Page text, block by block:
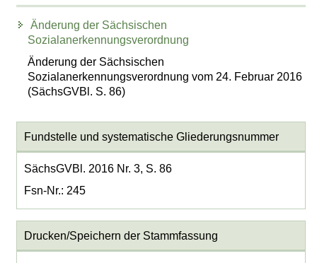
Änderung der Sächsischen
Sozialanerkennungsverordnung
Änderung der Sächsischen
Sozialanerkennungsverordnung vom 24. Februar 2016
(SächsGVBl. S. 86)
Fundstelle und systematische Gliederungsnummer
SächsGVBl. 2016 Nr. 3, S. 86
Fsn-Nr.: 245
Drucken/Speichern der Stammfassung